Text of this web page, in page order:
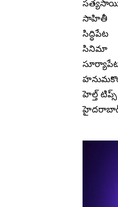
సాహితీ
సిద్ధిపేట
సినిమా
హెల్త్ టిప్స్